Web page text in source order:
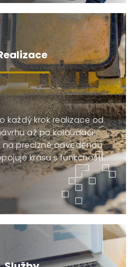
každý krok realizace od
až po kolaudaci.
na precizně odvedenou
krásu s funkčností.